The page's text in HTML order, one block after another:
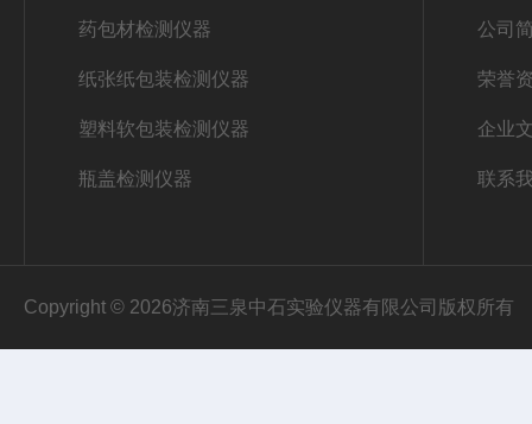
药包材检测仪器
纸张纸包装检测仪器
塑料软包装检测仪器
瓶盖检测仪器
公司
荣誉
企业
联系
Copyright © 2026济南三泉中石实验仪器有限公司版权所有